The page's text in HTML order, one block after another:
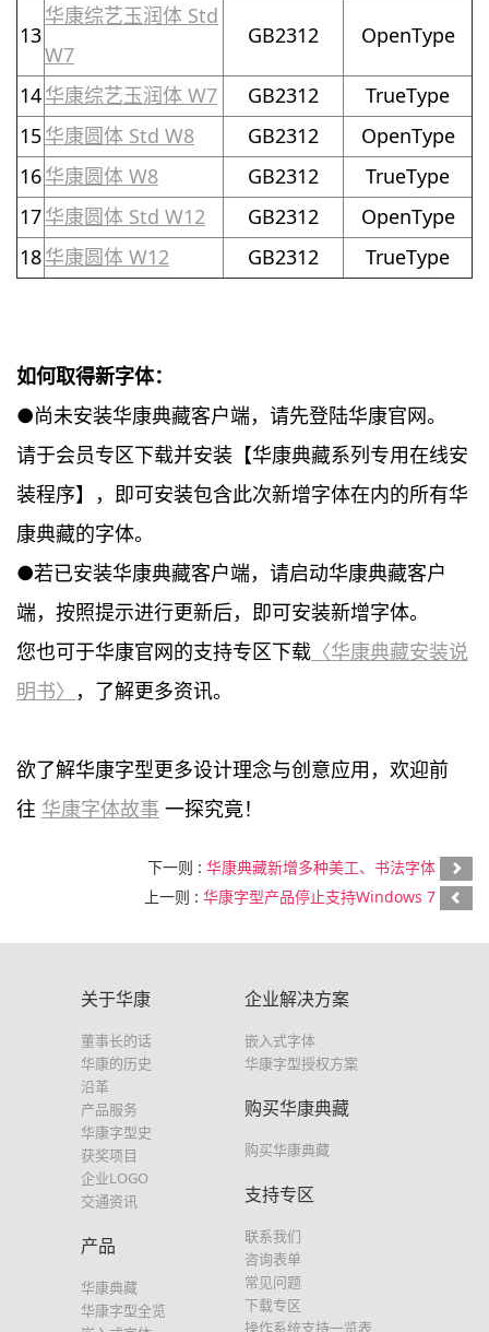
13
华康综艺玉润体 Std
W7
GB2312 OpenType
14华康综艺玉润体 W7 GB2312
TrueType
15华康圆体 Std W8 GB2312
OpenType
16华康圆体 W8 GB2312
TrueType
17华康圆体 Std W12 GB2312
OpenType
18华康圆体 W12 GB2312 TrueType
如何取得新字体：
●尚未安装华康典藏客户端，请先登陆华康官网。
请于会员专区下载并安装【华康典藏系列专用在线安
装程序】，即可安装包含此次新增字体在内的所有华
康典藏的字体。
●若已安装华康典藏客户端，请启动华康典藏客户
端，按照提示进行更新后，即可安装新增字体。
您也可于华康官网的支持专区下载 〈华康典藏安装说
明书〉 ，了解更多资讯。
欲了解华康字型更多设计理念与创意应用，欢迎前
往 华康字体故事 一探究竟！
下一则 : 华康典藏新增多种美工、书法字体
上一则 : 华康字型产品停止支持Windows 7
关于华康
董事长的话
华康的历史
沿革
产品服务
华康字型史
获奖项目
企业LOGO
交通资讯
产品
华康典藏
华康字型全览
企业解决方案
嵌入式字体
华康字型授权方案
购买华康典藏
购买华康典藏
支持专区
联系我们
咨询表单
常见问题
下载专区
操作系统支持一览表